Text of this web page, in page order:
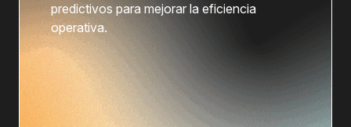
predictivos para mejorar la eficiencia
operativa.